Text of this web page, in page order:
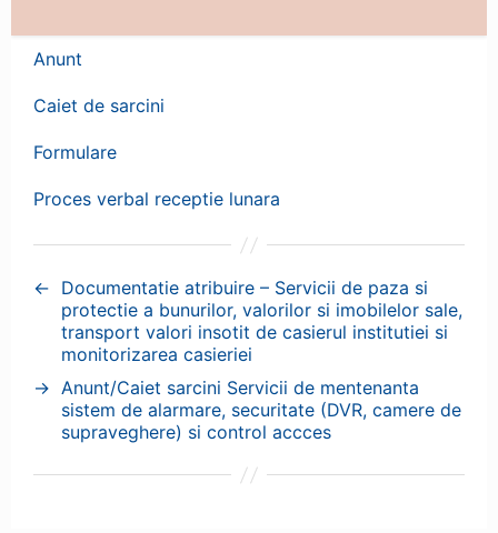
Anunt
Caiet de sarcini
Formulare
Proces verbal receptie lunara
← Documentatie atribuire – Servicii de paza si
protectie a bunurilor, valorilor si imobilelor sale,
transport valori insotit de casierul institutiei si
monitorizarea casieriei
→ Anunt/Caiet sarcini Servicii de mentenanta
sistem de alarmare, securitate (DVR, camere de
supraveghere) si control accces